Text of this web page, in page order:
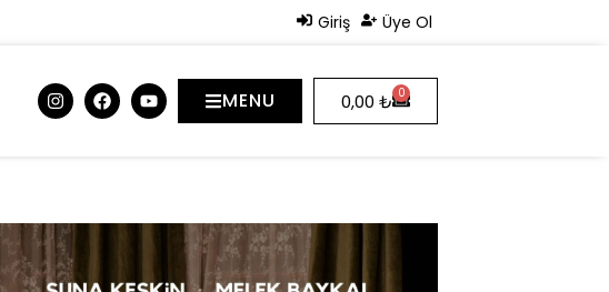
Giriş Üye Ol
MENU 0,00 ₺ 0